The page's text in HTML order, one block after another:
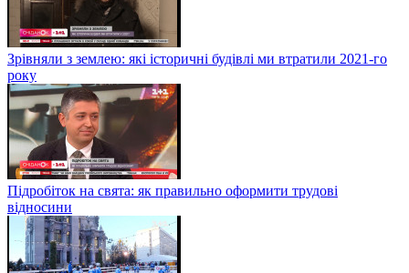
Зрівняли з землею: які історичні будівлі ми втратили 2021-го
року
Підробіток на свята: як правильно оформити трудові
відносини